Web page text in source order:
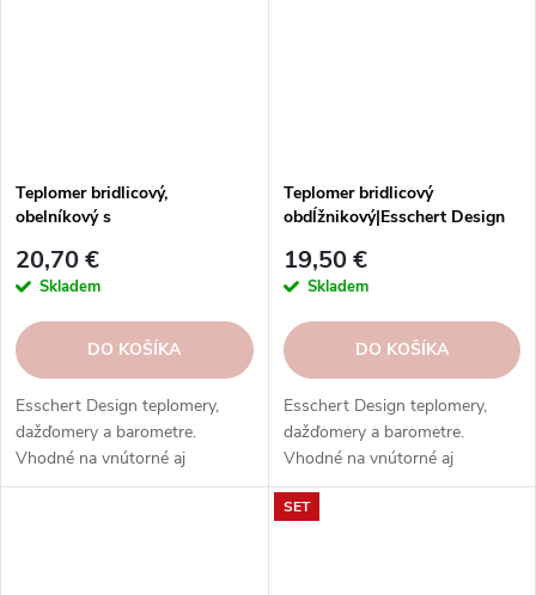
Teplomer bridlicový,
obelníkový s
20,70 €
Skladem
DO KOŠÍKA
Esschert Design teplomery,
dažďomery a barometre.
Vhodné na vnútorné aj
vonkajšie použitie. Vysoká
Teplomer bridlicový
obdĺžnikový|Esschert Design
19,50 €
Skladem
DO KOŠÍKA
Esschert Design teplomery,
dažďomery a barometre.
Vhodné na vnútorné aj
vonkajšie použitie. Vysoká
kvalita, odolnosť, rôzne typy,
SET